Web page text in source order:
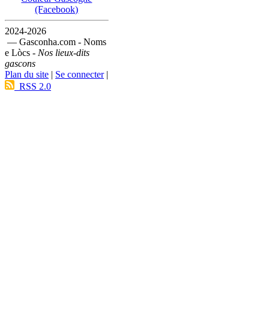
(Facebook)
2024-2026
— Gasconha.com - Noms
e Lòcs - Nos lieux-dits
gascons
Plan du site | Se connecter|
RSS 2.0